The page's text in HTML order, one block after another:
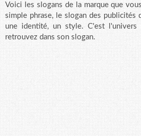
Voici les slogans de la marque que
simple phrase, le slogan des publicités
une identité, un style. C'est l'univers
retrouvez dans son slogan.